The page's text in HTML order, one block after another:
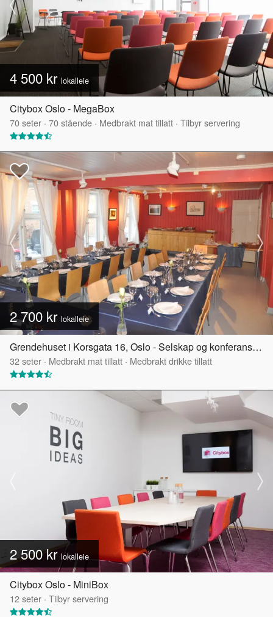
4 500 kr lokalleie
Citybox Oslo - MegaBox
70seter · 70stående · Medbrakt mat tillatt · Tilbyr servering
2 700 kr lokalleie
Grendehuset i Korsgata 16, Oslo - Selskap og konferanselokale
32seter · Medbrakt mat tillatt · Medbrakt drikke tillatt
2 500 kr lokalleie
Citybox Oslo - MiniBox
12seter · Tilbyr servering